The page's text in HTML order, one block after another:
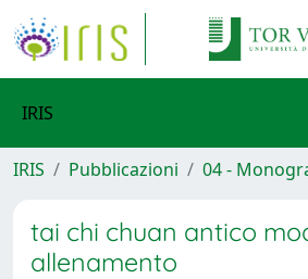
IRIS
IRIS Pubblicazioni 04 -
tai chi chuan antico
allenamento